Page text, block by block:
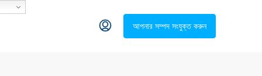
আপনার সম্পদ সংযুক্ত করুন